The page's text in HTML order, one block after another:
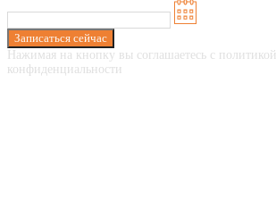
Записаться сейчас
Нажимая на кнопку вы соглашаетесь с политикой
конфиденциальности